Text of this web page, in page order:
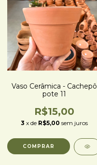
Vaso Cerâmica - Cachepô
pote 11
R$15,00
3 x de R$5,00 sem juros